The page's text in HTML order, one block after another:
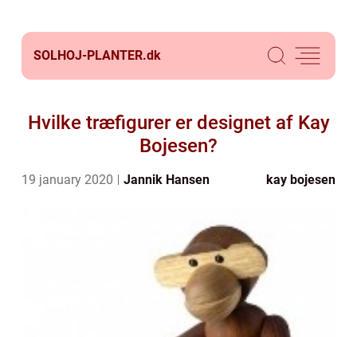
SOLHOJ-PLANTER.dk
Hvilke træfigurer er designet af Kay
Bojesen?
19 january 2020 Jannik Hansen kay bojesen